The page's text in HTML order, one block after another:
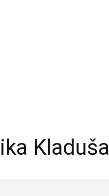
Kladuša